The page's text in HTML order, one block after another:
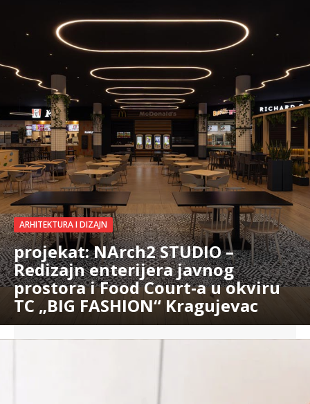
ARHITEKTURA I DIZAJN
projekat: NArch2 STUDIO –
Redizajn enterijera javnog
prostora i Food Court-a u okviru
TC „BIG FASHION“ Kragujevac